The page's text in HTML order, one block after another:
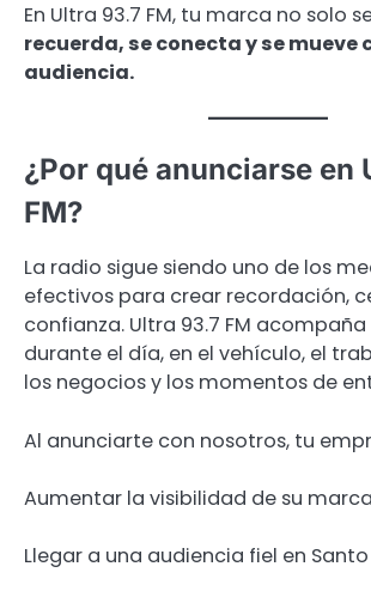
En Ultra 93.7 FM, tu marca no solo
recuerda, se conecta y se mueve
audiencia.
¿Por qué anunciarse en
FM?
La radio sigue siendo uno de los
efectivos para crear recordación,
confianza. Ultra 93.7 FM
durante el día, en el vehículo, el
los negocios y los momentos de
Al anunciarte con nosotros, tu
Aumentar la visibilidad de su
Llegar a una audiencia fiel en